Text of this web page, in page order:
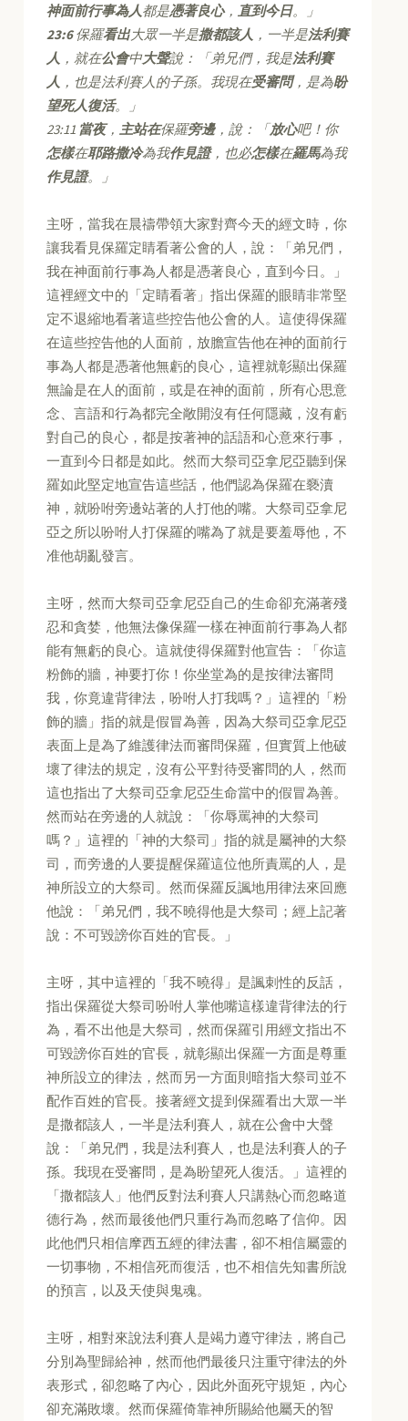
神面前行事為人都是憑著良心，直到今日。」
23:6保羅看出大眾一半是撒都該人 ，一半是法利賽
人 ，就在公會中大聲說：「弟兄們，我是法利賽
人 ，也是法利賽人的子孫。我現在受審問，是為盼
望死人復活。」
23:11 當夜，主站在保羅旁邊，說：「放心吧！你
怎樣在耶路撒冷為我作見證，也必怎樣在羅馬為我
作見證。」
主呀，當我在晨禱帶領大家對齊今天的經文時，你
讓我看見保羅定睛看著公會的人，說：「弟兄們，
我在神面前行事為人都是憑著良心，直到今日。」
這裡經文中的「定睛看著」指出保羅的眼睛非常堅
定不退縮地看著這些控告他公會的人。這使得保羅
在這些控告他的人面前，放膽宣告他在神的面前行
事為人都是憑著他無虧的良心，這裡就彰顯出保羅
無論是在人的面前，或是在神的面前，所有心思意
念、言語和行為都完全敞開沒有任何隱藏，沒有虧
對自己的良心，都是按著神的話語和心意來行事，
一直到今日都是如此。然而大祭司亞拿尼亞聽到保
羅如此堅定地宣告這些話，他們認為保羅在褻瀆
神，就吩咐旁邊站著的人打他的嘴。大祭司亞拿尼
亞之所以吩咐人打保羅的嘴為了就是要羞辱他，不
准他胡亂發言。
主呀，然而大祭司亞拿尼亞自己的生命卻充滿著殘
忍和貪婪，他無法像保羅一樣在神面前行事為人都
能有無虧的良心。這就使得保羅對他宣告：「你這
粉飾的牆，神要打你！你坐堂為的是按律法審問
我，你竟違背律法，吩咐人打我嗎？」這裡的「粉
飾的牆」指的就是假冒為善，因為大祭司亞拿尼亞
表面上是為了維護律法而審問保羅，但實質上他破
壞了律法的規定，沒有公平對待受審問的人，然而
這也指出了大祭司亞拿尼亞生命當中的假冒為善。
然而站在旁邊的人就說：「你辱罵神的大祭司
嗎？」這裡的「神的大祭司」指的就是屬神的大祭
司，而旁邊的人要提醒保羅這位他所責罵的人，是
神所設立的大祭司。然而保羅反諷地用律法來回應
他說：「弟兄們，我不曉得他是大祭司；經上記著
說：不可毀謗你百姓的官長。」
主呀，其中這裡的「我不曉得」是諷刺性的反話，
指出保羅從大祭司吩咐人掌他嘴這樣違背律法的行
為，看不出他是大祭司，然而保羅引用經文指出不
可毀謗你百姓的官長，就彰顯出保羅一方面是尊重
神所設立的律法，然而另一方面則暗指大祭司並不
配作百姓的官長。接著經文提到保羅看出大眾一半
是撒都該人，一半是法利賽人，就在公會中大聲
說：「弟兄們，我是法利賽人，也是法利賽人的子
孫。我現在受審問，是為盼望死人復活。」這裡的
「撒都該人」他們反對法利賽人只講熱心而忽略道
德行為，然而最後他們只重行為而忽略了信仰。因
此他們只相信摩西五經的律法書，卻不相信屬靈的
一切事物，不相信死而復活，也不相信先知書所說
的預言，以及天使與鬼魂。
主呀，相對來說法利賽人是竭力遵守律法，將自己
分別為聖歸給神，然而他們最後只注重守律法的外
表形式，卻忽略了內心，因此外面死守規矩，內心
卻充滿敗壞。然而保羅倚靠神所賜給他屬天的智